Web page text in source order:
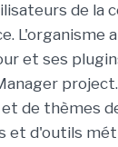
de la
L'organisme
et ses
de thèmes
et d'outils